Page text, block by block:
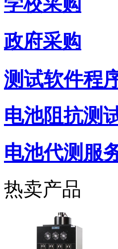
政府采购
测试软件程
电池阻抗测
电池代测服
热卖产品